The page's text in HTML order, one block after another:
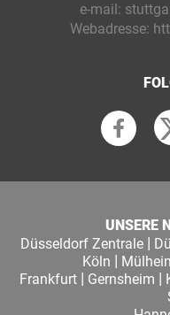
e-mail:
Webadresse:
UNSERE
Düsseldorf Zentrale|
Köln |
Frankfurt | Gernsheim |